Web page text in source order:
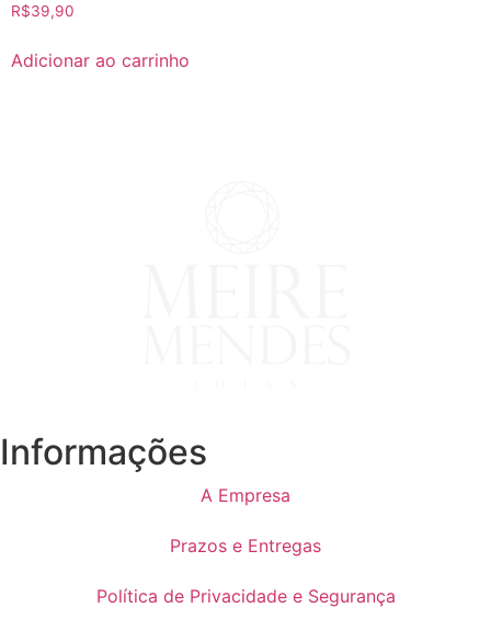
R$39,90
Adicionar ao carrinho
Informações
A Empresa
Prazos e Entregas
Política de Privacidade e Segurança